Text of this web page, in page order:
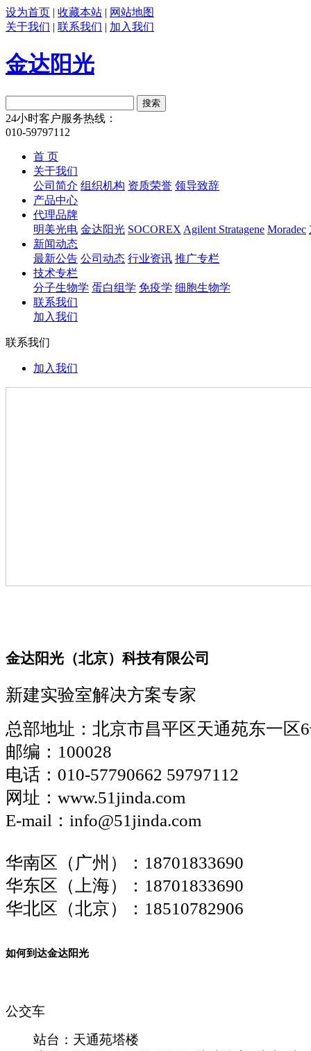
设为首页 | 收藏本站 | 网站地图
关于我们 | 联系我们 | 加入我们
金达阳光
24小时客户服务热线：
010-59797112
首 页
关于我们
公司简介 组织机构 资质荣誉 领导致辞
产品中心
代理品牌
明美光电 金达阳光 SOCOREX Agilent Stratagene Moradec
新闻动态
最新公告 公司动态 行业资讯 推广专栏
技术专栏
分子生物学 蛋白组学 免疫学 细胞生物学
联系我们
加入我们
联系我们
加入我们
金达阳光（北京）科技有限公司
新建实验室解决方案专家
总部地址：北京市昌平区天通苑东一区
邮编：100028
电话：010-57790662 59797112
网址：www.51jinda.com
E-mail：info@51jinda.com
华南区（广州）：18701833690
华东区（上海）：18701833690
华北区（北京）：18510782906
如何到达金达阳光
公交车
站台：天通苑塔楼